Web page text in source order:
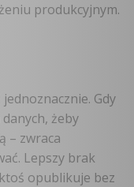
produkcyjnym.
Gdy
żeby
– zwraca
Lepszy brak
opublikuje bez